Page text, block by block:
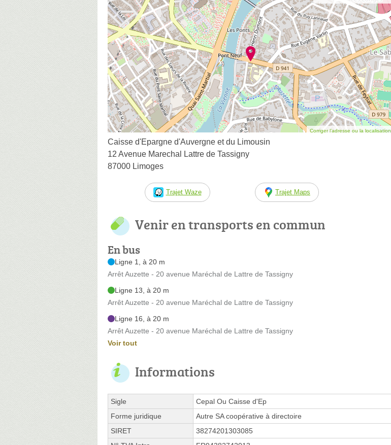
Corriger l’adresse ou la localisation
Caisse d'Epargne d'Auvergne et du Limousin
12 Avenue Marechal Lattre de Tassigny
87000 Limoges
Trajet Waze Trajet Maps
Venir en transports en commun
En bus
Ligne 1, à 20 m
Arrêt Auzette - 20 avenue Maréchal de Lattre de Tassigny
Ligne 13, à 20 m
Arrêt Auzette - 20 avenue Maréchal de Lattre de Tassigny
Ligne 16, à 20 m
Arrêt Auzette - 20 avenue Maréchal de Lattre de Tassigny
Voir tout
Informations
Sigle
Cepal Ou Caisse d'Ep
Forme juridique
Autre SA coopérative à directoire
SIRET
38274201303085